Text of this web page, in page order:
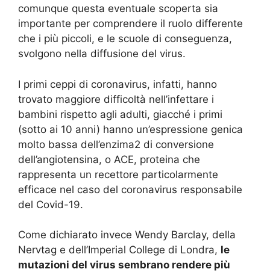
comunque questa eventuale scoperta sia
importante per comprendere il ruolo differente
che i più piccoli, e le scuole di conseguenza,
svolgono nella diffusione del virus.
I primi ceppi di coronavirus, infatti, hanno
trovato maggiore difficoltà nell’infettare i
bambini rispetto agli adulti, giacché i primi
(sotto ai 10 anni) hanno un’espressione genica
molto bassa dell’enzima2 di conversione
dell’angiotensina, o ACE, proteina che
rappresenta un recettore particolarmente
efficace nel caso del coronavirus responsabile
del Covid-19.
Come dichiarato invece Wendy Barclay, della
Nervtag e dell’Imperial College di Londra, le
mutazioni del virus sembrano rendere più